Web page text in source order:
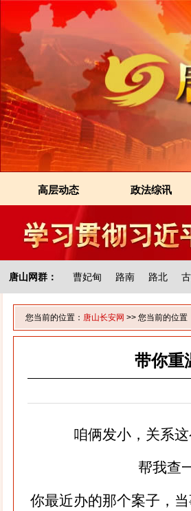
高层动态 政法综讯
唐山网群： 曹妃甸 路南 路北
您当前的位置： 唐山长安网 >> 您当前的位置
带你重
咱俩发小，关系
帮我查
你最近办的那个案子，